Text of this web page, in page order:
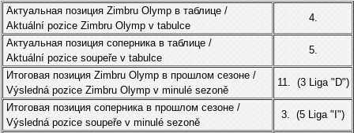
Актуальная позиция Zimbru Olymp в таблице /
Aktuální pozice Zimbru Olymp v tabulce
4.
Актуальная позиция соперника в таблице /
Aktuální pozice soupeře v tabulce
5.
Итоговая позиция Zimbru Olymp в прошлом сезоне /
Výsledná pozice Zimbru Olymp v minulé sezoně
11. (3 Liga "D")
Итоговая позиция соперника в прошлом сезоне /
Výsledná pozice soupeře v minulé sezoně
3. (5 Liga "I")